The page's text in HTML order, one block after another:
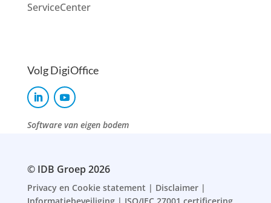
ServiceCenter
Volg DigiOffice
Software van eigen bodem
© IDB Groep 2026
Privacy en Cookie statement | Disclaimer|